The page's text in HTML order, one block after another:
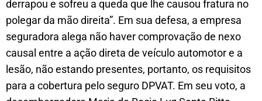
derrapou e sofreu a queda que lhe causou fratura no
polegar da mão direita”. Em sua defesa, a empresa
seguradora alega não haver comprovação de nexo
causal entre a ação direta de veículo automotor e a
lesão, não estando presentes, portanto, os requisitos
para a cobertura pelo seguro DPVAT. Em seu voto, a